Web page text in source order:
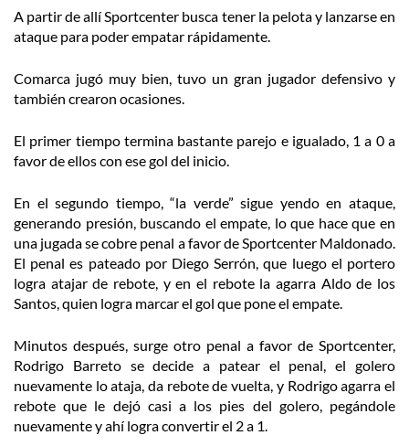
A partir de allí Sportcenter busca tener la pelota y lanzarse en
ataque para poder empatar rápidamente.
Comarca jugó muy bien, tuvo un gran jugador defensivo y
también crearon ocasiones.
El primer tiempo termina bastante parejo e igualado, 1 a 0 a
favor de ellos con ese gol del inicio.
En el segundo tiempo, “la verde” sigue yendo en ataque,
generando presión, buscando el empate, lo que hace que en
una jugada se cobre penal a favor de Sportcenter Maldonado.
El penal es pateado por Diego Serrón, que luego el portero
logra atajar de rebote, y en el rebote la agarra Aldo de los
Santos, quien logra marcar el gol que pone el empate.
Minutos después, surge otro penal a favor de Sportcenter,
Rodrigo Barreto se decide a patear el penal, el golero
nuevamente lo ataja, da rebote de vuelta, y Rodrigo agarra el
rebote que le dejó casi a los pies del golero, pegándole
nuevamente y ahí logra convertir el 2 a 1.